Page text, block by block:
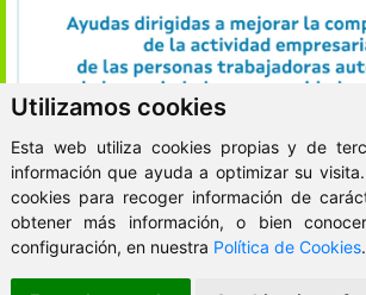
Utilizamos cookies
Esta web utiliza cookies propias y de
información que ayuda a optimizar su
cookies para recoger información de
obtener más información, o bien
configuración, en nuestra Política de Cookies.
ClickViviendas
© 2026 - VitaKsa